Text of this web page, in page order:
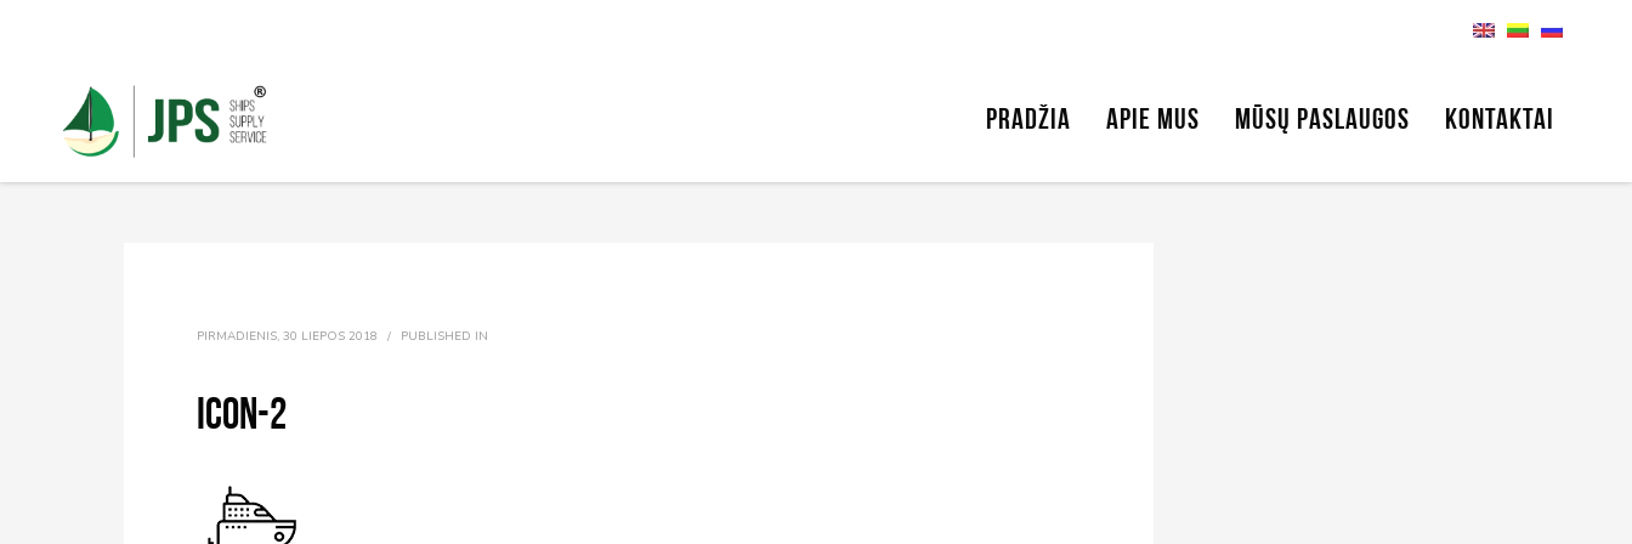
PRADŽIA APIE MUS MŪSŲ PASLAUGOS KONTAKTAI
PIRMADIENIS, 30 LIEPOS 2018 / PUBLISHED IN
icon-2